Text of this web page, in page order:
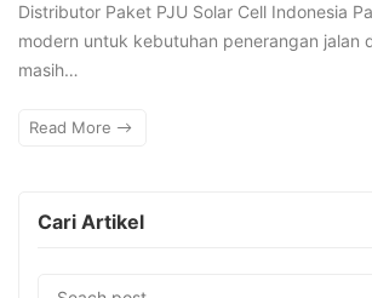
Distributor Paket PJU Solar Cell Indonesia
modern untuk kebutuhan penerangan jalan
masih…
Read More
Cari Artikel